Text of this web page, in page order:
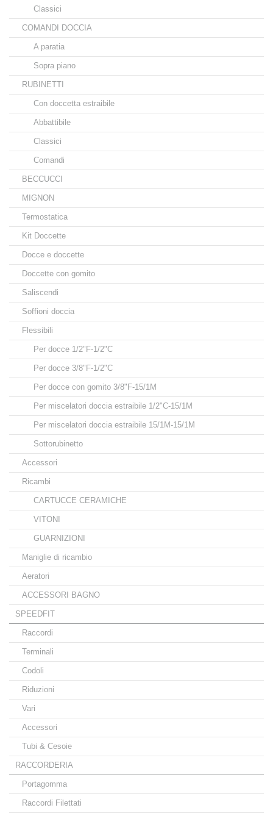
Classici
COMANDI DOCCIA
A paratia
Sopra piano
RUBINETTI
Con doccetta estraibile
Abbattibile
Classici
Comandi
BECCUCCI
MIGNON
Termostatica
Kit Doccette
Docce e doccette
Doccette con gomito
Saliscendi
Soffioni doccia
Flessibili
Per docce 1/2"F-1/2"C
Per docce 3/8"F-1/2"C
Per docce con gomito 3/8"F-15/1M
Per miscelatori doccia estraibile 1/2"C-15/1M
Per miscelatori doccia estraibile 15/1M-15/1M
Sottorubinetto
Accessori
Ricambi
CARTUCCE CERAMICHE
VITONI
GUARNIZIONI
Maniglie di ricambio
Aeratori
ACCESSORI BAGNO
SPEEDFIT
Raccordi
Terminali
Codoli
Riduzioni
Vari
Accessori
Tubi & Cesoie
RACCORDERIA
Portagomma
Raccordi Filettati